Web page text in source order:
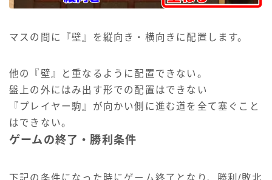
マスの間に『壁』を縦向き・横向きに配置します。
他の『壁』と重なるように配置できない。
盤上の外にはみ出す形での配置はできない
『プレイヤー駒』が向かい側に進む道を全て塞ぐこと
はできない。
ゲームの終了・勝利条件
下記の条件になった時にゲーム終了となり、勝利/敗北